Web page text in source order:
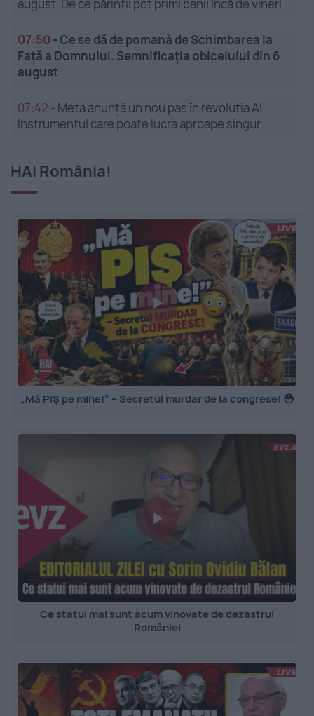
august. De ce părinții pot primi banii încă de vineri
07:50 -Ce se dă de pomană de Schimbarea la
Față a Domnului. Semnificația obiceiului din 6
august
07:42 - Meta anunță un nou pas în revoluția AI.
Instrumentul care poate lucra aproape singur
HAI România!
„Mă PIȘ pe mine!” – Secretul murdar de la congrese! 😳
Ce statui mai sunt acum vinovate de dezastrul
României